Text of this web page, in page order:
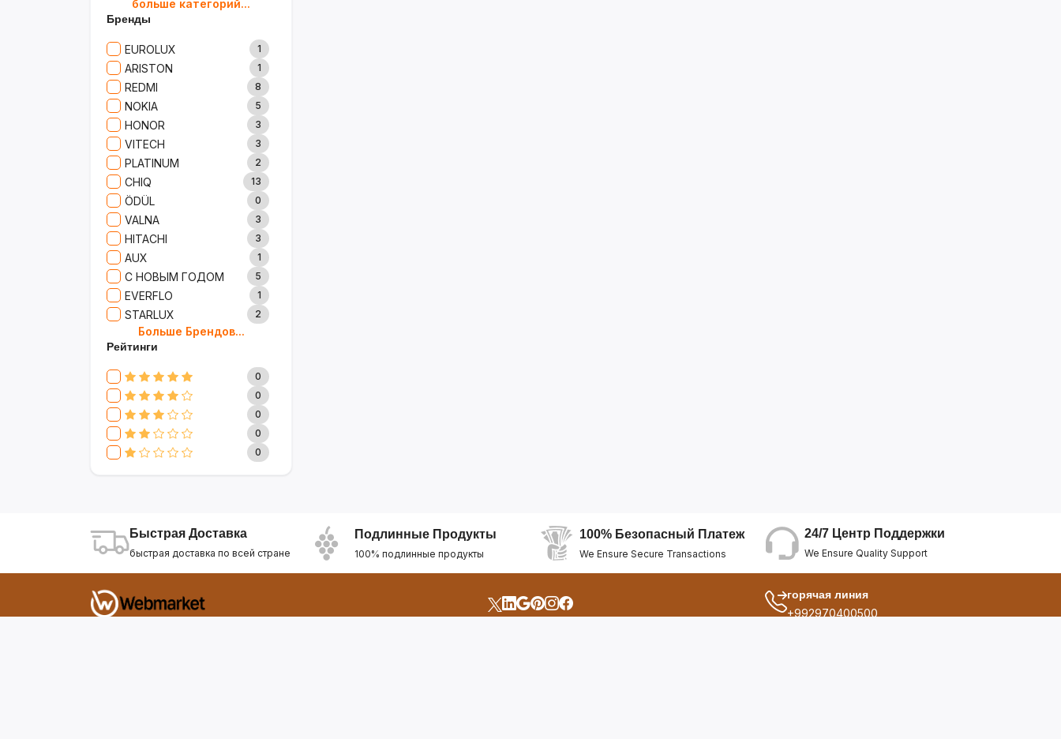
Товары Для Дома
Ювелирные Изделия
Сад И Дача 52
Аксессуары 61
Игрушки 15
Одежда 5
Сумки И Рюкзаки 27
Ремонт 13
Продукты 35
Детские Товары 72
Бытовая Химия 91
Хобби 40
больше категорий...
Бренды
EUROLUX 1
ARISTON 1
REDMI 8
NOKIA 5
HONOR 3
VITECH 3
PLATINUM 2
CHIQ 13
ÖDÜL 0
VALNA 3
HITACHI 3
AUX 1
С НОВЫМ ГОДОМ 5
EVERFLO 1
STARLUX 2
BOSCH
MARY KAY
TRICHUP 20
CLIVE & KEIRA 17
SEVAVEREK 6
DSP 0
SUPER CREST 4
2
APPLE
AOTE 7
ELEMENT
INTEX 0
Больше Брендов...
Рейтинги
0
0
0
0
0
Быстрая Доставка
быстрая доставка по всей стране
Подлинные Продукты
100% подлинные продукты
100% Безопасный Платеж
We Ensure Secure Transactions
24/7 Центр Поддержки
We Ensure Quality Support
горячая линия
+992970400500